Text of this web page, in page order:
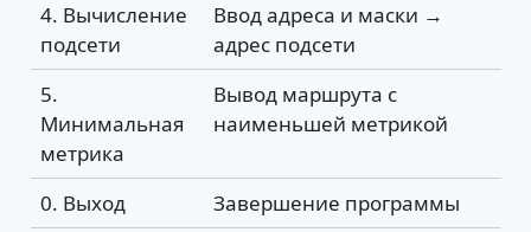
4. Вычисление
подсети
Ввод адреса и маски →
адрес подсети
5.
Минимальная
метрика
Вывод маршрута с
наименьшей метрикой
0. Выход Завершение программы